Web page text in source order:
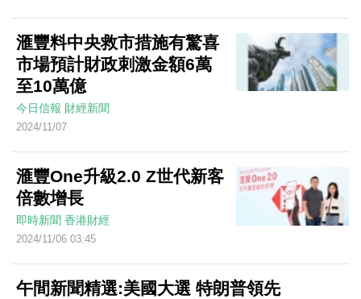
滙豐料中央救市措施有驚喜
市場預計財政刺激金額6萬
至10萬億
今日信報 財經新聞
2024/11/07
滙豐One升級2.0 Z世代新客
倍數增長
即時新聞 香港財經
2024/11/06 03:45
午間新聞精選:美國大選 特朗普領先